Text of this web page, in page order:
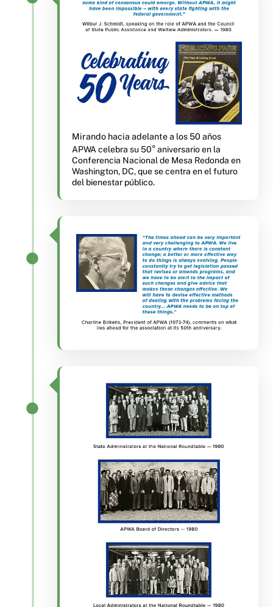
Mirando hacia adelante a los 50 años
APWA celebra su 50° aniversario en la
Conferencia Nacional de Mesa Redonda en
Washington, DC, que se centra en el futuro
del bienestar público.